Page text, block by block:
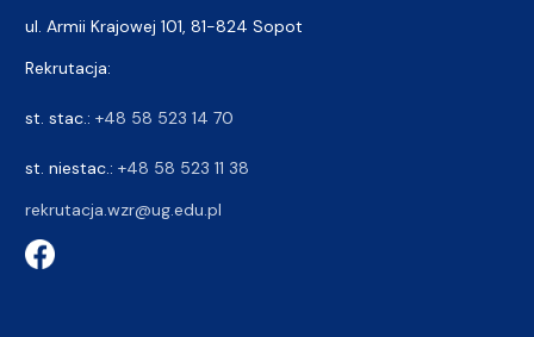
ul. Armii Krajowej 101, 81-824 Sopot
Rekrutacja:
st. stac.: +48 58 523 14 70
st. niestac.: +48 58 523 11 38
rekrutacja.wzr@ug.edu.pl